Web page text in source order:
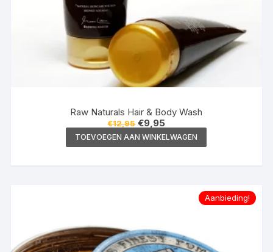
Raw Naturals Hair & Body Wash
€12,95 Oorspronkelijke
prijs
was:
€12,95.
€9,95Huidige
prijs
is:
€9,95.
TOEVOEGEN AAN WINKELWAGEN
Aanbieding!